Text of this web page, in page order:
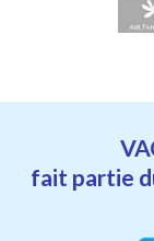
fait partie